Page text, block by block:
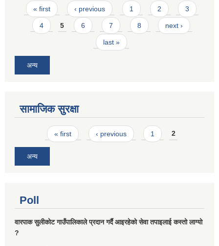
Pages
« first ‹ previous 1 2 3
4 5 6 7 8 next ›
last »
अन्य
सामाजिक सुरक्षा
Pages« first ‹ previous 1 2
अन्य
Poll
वारपाक सुलीकोट गाउँपालिकाले प्रदान गर्दै आइरहेको सेवा तपाइलाई कस्तो लाग्यो
?